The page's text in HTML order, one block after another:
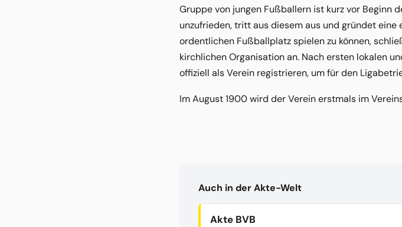
Gruppe von jungen Fußballern ist kurz vor Beginn
unzufrieden, tritt aus diesem aus und gründet eine
ordentlichen Fußballplatz spielen zu können,
kirchlichen Organisation an. Nach ersten lokalen
offiziell als Verein registrieren, um für den
Im August 1900 wird der Verein erstmals im
Auch in der Akte-Welt
Akte BVB